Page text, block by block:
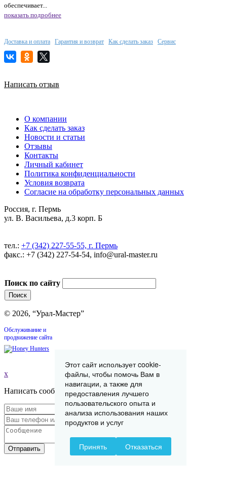
обеспечивает...
показать подробнее
Доставка и оплата Гарантия и возврат Как сделать заказ Сервис
Написать отзыв
О компании
Как сделать заказ
Новости и статьи
Отзывы
Контакты
Личный кабинет
Политика конфиденциальности
Условия возврата
Согласие на обработку персональных данных
Россия, г. Пермь
ул. В. Васильева, д.3 корп. Б
тел.: +7 (342) 227-55-55, г. Пермь
факс.: +7 (342) 227-54-54, info@ural-master.ru
Поиск по сайту
© 2026, “Урал-Мастер”
Обслуживание и
продвижение сайта
x
Написать сообщение
Отправить
Этот сайт использует cookie-
файлы, чтобы помочь Вам в
навигации, а также для
предоставления лучшего
пользовательского опыта и
анализа использования наших
продуктов и услуг
Принять Отказаться